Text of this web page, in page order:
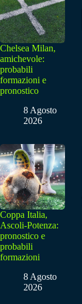
Chelsea Milan,
amichevole:
probabili
formazioni e
pronostico
8 Agosto
2026
Coppa Italia,
Ascoli-Potenza:
pronostico e
probabili
formazioni
8 Agosto
2026